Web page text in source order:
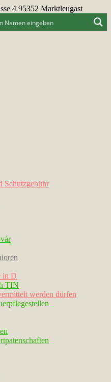
4 95352 Marktleugast
Schutzgebühr
in D
TIN
werden dürfen